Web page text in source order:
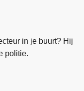
in je buurt? Hij
politie.